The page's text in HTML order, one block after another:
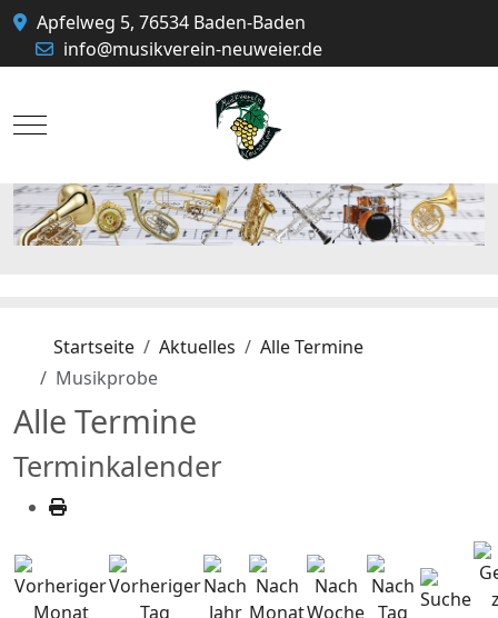
Apfelweg 5, 76534 Baden-Baden
info@musikverein-neuweier.de
Mobile Menu Toggle
Startseite Aktuelles
Alle Termine
Musikprobe
Alle Termine
Terminkalender